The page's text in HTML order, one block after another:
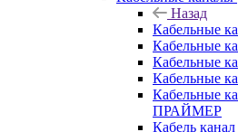
Назад
Кабельные
Кабельные
Кабельные
Кабельные
Кабельные
ПРАЙМЕР
Кабель